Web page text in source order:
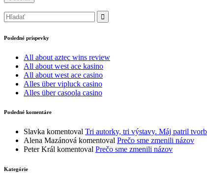
Posledné príspevky
All about aztec wins review
All about west ace kasino
All about west ace casino
Alles über vipluck casino
Alles über casoola casino
Posledné komentáre
Slavka komentoval Tri autorky, tri výstavy. Máj patril
Alena Mazánová komentoval Prečo sme zmenili názov
Peter Král komentoval Prečo sme zmenili názov
Kategórie